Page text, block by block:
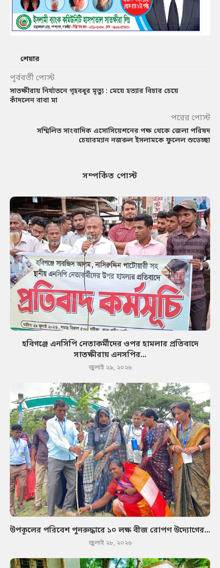
শেয়ার
পূর্ববর্তী পোস্ট
সাতক্ষীরায় নির্যাতনে গৃহবধূর মৃত্যু : মেয়ে হত্যার বিচার চেয়ে
কাঁদলেন বাবা মা
পরের পোস্ট
সম্মিলিত সাংবাদিক এসোসিয়েশনের পক্ষ থেকে জেলা পরিষদ
চেয়ারম্যান নজরুল ইসলামকে ফুলেল শুভেচ্ছা
সম্পর্কিত পোস্ট
হবিগঞ্জে এনসিপি নেতাকর্মীদের ওপর হামলার প্রতিবাদে
সাতক্ষীরায় এনসপির...
জুলাই ২৯, ২০২৬
উপকূলের পরিবেশ পুনরুদ্ধারে ১০ লক্ষ বীজ রোপণ উদ্যোগের...
জুলাই ২৮, ২০২৬